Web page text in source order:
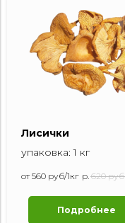
Лисички
упаковка: 1 кг
от 560 руб/1кг р. 620 руб
Подробнее